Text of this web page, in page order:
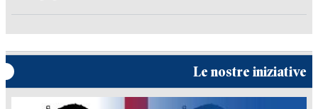
Le nostre iniziative